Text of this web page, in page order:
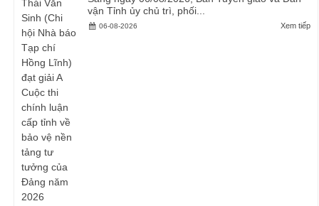
vận Tỉnh ủy chủ trì, phối...
Xem tiếp
06-08-2026